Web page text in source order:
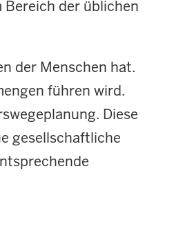
der üblichen
der Menschen hat.
führen wird.
Diese
gesellschaftliche